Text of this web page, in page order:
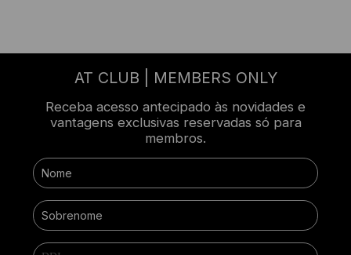
AT CLUB | MEMBERS ONLY
Receba acesso antecipado às novidades e
vantagens exclusivas reservadas só para
membros.